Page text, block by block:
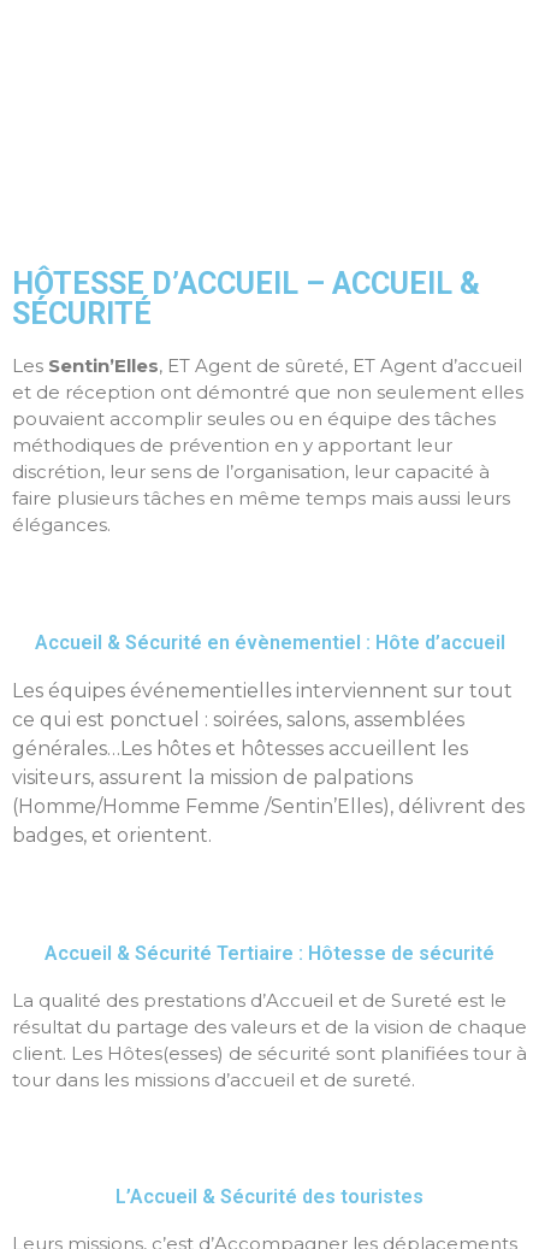
HÔTESSE D’ACCUEIL – ACCUEIL &
SÉCURITÉ
Les Sentin’Elles, ET Agent de sûreté, ET Agent d’accueil
et de réception ont démontré que non seulement elles
pouvaient accomplir seules ou en équipe des tâches
méthodiques de prévention en y apportant leur
discrétion, leur sens de l’organisation, leur capacité à
faire plusieurs tâches en même temps mais aussi leurs
élégances.
Accueil & Sécurité en évènementiel : Hôte d’accueil
Les équipes événementielles interviennent sur tout
ce qui est ponctuel : soirées, salons, assemblées
générales…Les hôtes et hôtesses accueillent les
visiteurs, assurent la mission de palpations
(Homme/Homme Femme /Sentin’Elles), délivrent des
badges, et orientent.
Accueil & Sécurité Tertiaire : Hôtesse de sécurité
La qualité des prestations d’Accueil et de Sureté est le
résultat du partage des valeurs et de la vision de chaque
client. Les Hôtes(esses) de sécurité sont planifiées tour à
tour dans les missions d’accueil et de sureté.
L’Accueil & Sécurité des touristes
Leurs missions, c’est d’Accompagner les déplacements